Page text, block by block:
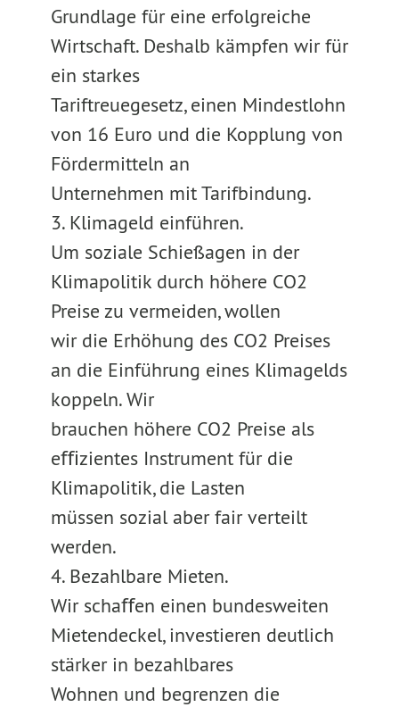
Grundlage für eine erfolgreiche
Wirtschaft. Deshalb kämpfen wir für
ein starkes
Tariftreuegesetz, einen Mindestlohn
von 16 Euro und die Kopplung von
Fördermitteln an
Unternehmen mit Tarifbindung.
3. Klimageld einführen.
Um soziale Schießagen in der
Klimapolitik durch höhere CO2
Preise zu vermeiden, wollen
wir die Erhöhung des CO2 Preises
an die Einführung eines Klimagelds
koppeln. Wir
brauchen höhere CO2 Preise als
eﬃzientes Instrument für die
Klimapolitik, die Lasten
müssen sozial aber fair verteilt
werden.
4. Bezahlbare Mieten.
Wir schaﬀen einen bundesweiten
Mietendeckel, investieren deutlich
stärker in bezahlbares
Wohnen und begrenzen die